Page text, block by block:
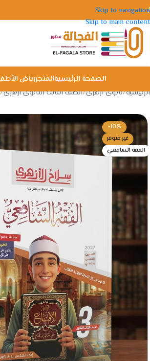
Skip to navigation
Skip to main content
الصفحة الرئيسيةالمتجررياض
الرئيسية/ثانوى ازهرى/الصف الثالث الثانوى ازهرى/
-10%
غير متوفر
الفقة الشافعي